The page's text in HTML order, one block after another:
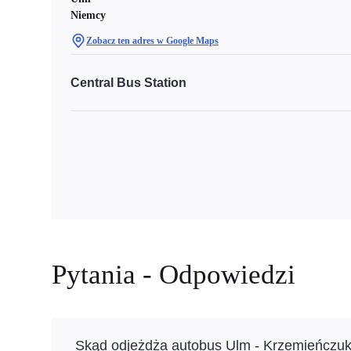
Niemcy
Zobacz ten adres w Google Maps
Central Bus Station
Pytania - Odpowiedzi
Skąd odjeżdża autobus Ulm -